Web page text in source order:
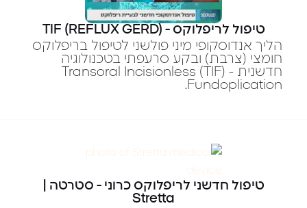
טיפול לריפלוקס - TIF (REFLUX GERD)
הליך אנדוסקופי מיני פולשני לטיפול בריפלוקס
חומצי (צרבת) ובקע סרעפתי בטכנולוגיה
חדשנית - (TIF) Transoral Incisionless
Fundoplication.
טיפול חדשני לריפלוקס כרוני - סטרטה |
Stretta